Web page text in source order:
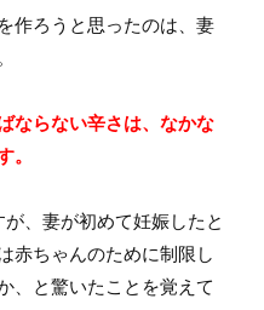
作ろうと思ったのは、妻
ならない辛さは、なかな
。
、妻が初めて妊娠したと
赤ちゃんのために制限し
、と驚いたことを覚えて